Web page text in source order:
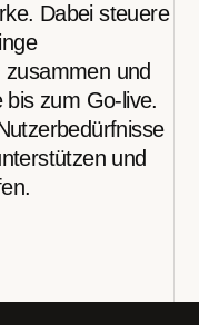
Dabei steuere
und
bis zum Go-live.
und